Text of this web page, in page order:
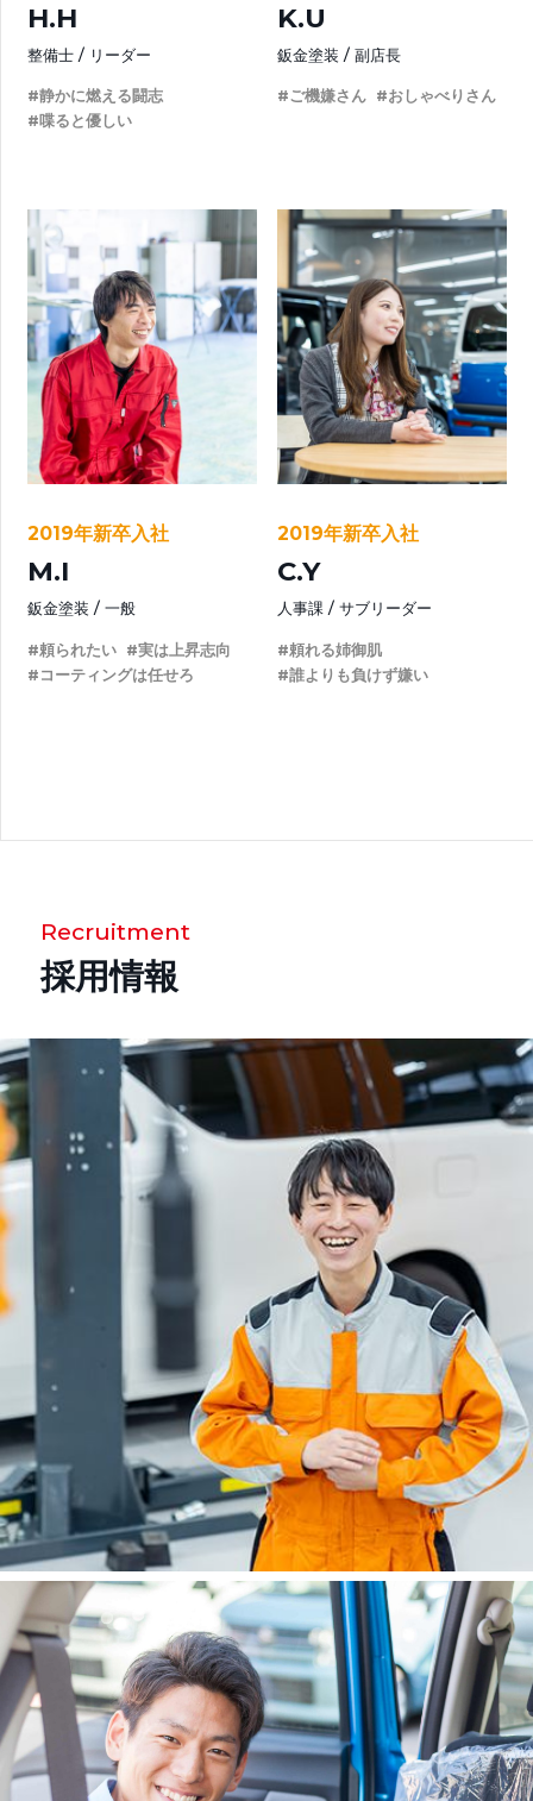
H.H
整備士 リーダー
#静かに燃える闘志
#喋ると優しい
K.U
鈑金塗装 副店長
#ご機嫌さん #おしゃべりさん
2019年新卒入社
M.I
鈑金塗装 一般
#頼られたい #実は上昇志向
#コーティングは任せろ
2019年新卒入社
C.Y
人事課 サブリーダー
#頼れる姉御肌
#誰よりも負けず嫌い
Recruitment
採用情報